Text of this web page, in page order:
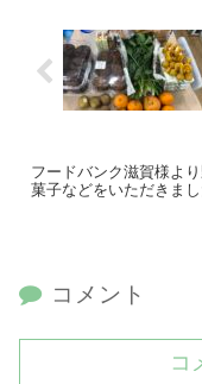
フードバンク滋賀様よ
菓子などをいただきま
コメント
コ